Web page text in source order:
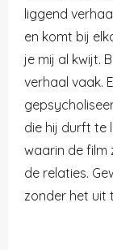
liggend
en komt bij
je mij al kwijt.
verhaal vaak.
die hij durft te
waarin de film
de relaties.
zonder het uit